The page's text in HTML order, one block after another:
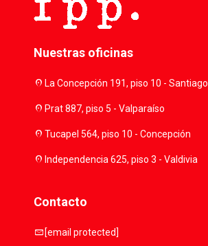
Nuestras oficinas
location_onLa Concepción 191, piso 10 - Santiago
location_onPrat 887, piso 5 - Valparaíso
location_onTucapel 564, piso 10 - Concepción
location_onIndependencia 625, piso 3 - Valdivia
Contacto
mail [email protected]